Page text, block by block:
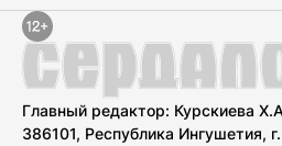
Главный редактор: Курскиева
386101, Республика Ингушетия,